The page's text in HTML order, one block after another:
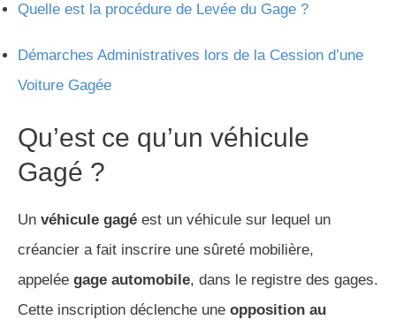
Quelle est la procédure de Levée du Gage ?
Démarches Administratives lors de la Cession d’une
Voiture Gagée
Qu’est ce qu’un véhicule
Gagé ?
Un véhicule gagé est un véhicule sur lequel un
créancier a fait inscrire une sûreté mobilière,
appelée gage automobile, dans le registre des gages.
Cette inscription déclenche une opposition au